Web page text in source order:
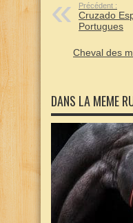
Précédent :
Cruzado
Portugues
Cheval des
DANS LA MEME